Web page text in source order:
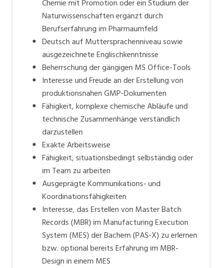
Chemie mit Promotion oder ein Studium der
Naturwissenschaften ergänzt durch
Berufserfahrung im Pharmaumfeld
Deutsch auf Muttersprachenniveau sowie
ausgezeichnete Englisch­kenntnisse
Beherrschung der gängigen MS Office-Tools
Interesse und Freude an der Erstellung von
produktionsnahen GMP-Dokumenten
Fähigkeit, komplexe chemische Abläufe und
technische Zusammenhänge verständlich
darzustellen
Exakte Arbeitsweise
Fähigkeit, situationsbedingt selbständig oder
im Team zu arbeiten
Ausgeprägte Kommunikations- und
Koordinationsfähigkeiten
Interesse, das Erstellen von Master Batch
Records (MBR) im Manufacturing Execution
System (MES) der Bachem (PAS-X) zu erlernen
bzw. optional bereits Erfahrung im MBR-
Design in einem MES